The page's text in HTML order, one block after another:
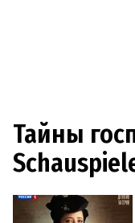
Тайны